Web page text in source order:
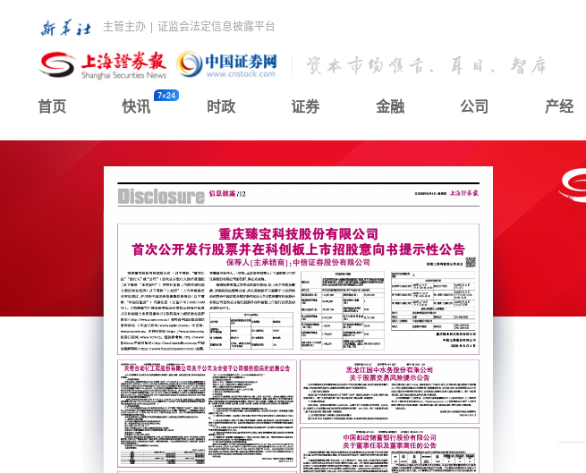
主管主办 证监会法定信息披露平台
首页 快讯 时政 证券 金融 公司 产经